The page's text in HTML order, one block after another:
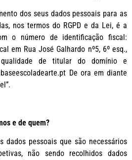
dos seus dados pessoais para as
nos termos do RGPD e da Lei, é a
o número de identificação fiscal:
em Rua José Galhardo nº5, 6º esq.,
qualidade de titular do domínio e
De ora em diante
e de quem?
dados pessoais que são necessários
não sendo recolhidos dados